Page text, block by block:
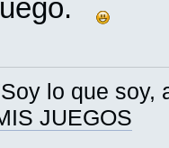
lo que soy,
JUEGOS